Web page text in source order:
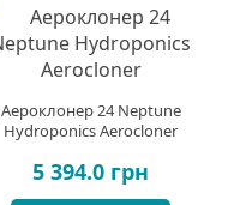
Аероклонер 24 Neptune
Hydroponics Aerocloner
5 394.0 грн